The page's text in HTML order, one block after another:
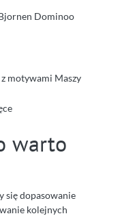
Dominoo
motywami Maszy
warto
się dopasowanie
kolejnych